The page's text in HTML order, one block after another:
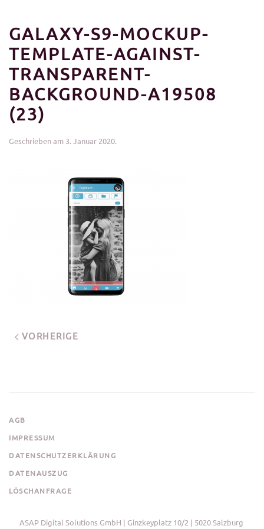
GALAXY-S9-MOCKUP-
TEMPLATE-AGAINST-
TRANSPARENT-
BACKGROUND-A19508
(23)
Geschrieben am 3. Januar 2020.
VORHERIGE
AGB
IMPRESSUM
DATENSCHUTZERKLÄRUNG
DATENAUSZUG
LÖSCHANFRAGE
ASAP Digital Solutions GmbH | Ginzkeyplatz 10/2 | 5020 Salzburg